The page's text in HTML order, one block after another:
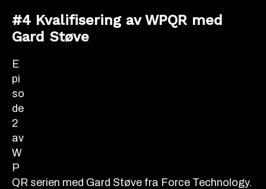
#4 Kvalifisering av WPQR med
Gard Støve
E
pi
so
de
2
av
W
P
QR serien med Gard Støve fra Force Technology.